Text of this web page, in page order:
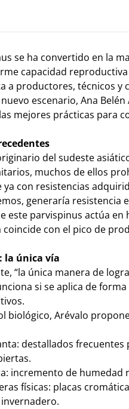
se ha convertido en la
capacidad
a productores, técnicos y
escenario, Ana
mejores prácticas para
del sudeste
muchos de ellos
ya con resistencias
generaría resistencia
este parvispinus actúa
coincide con el pico de
la única vía
“la única manera de
si se aplica de
biológico, Arévalo
destallados
incremento de humedad
físicas: placas